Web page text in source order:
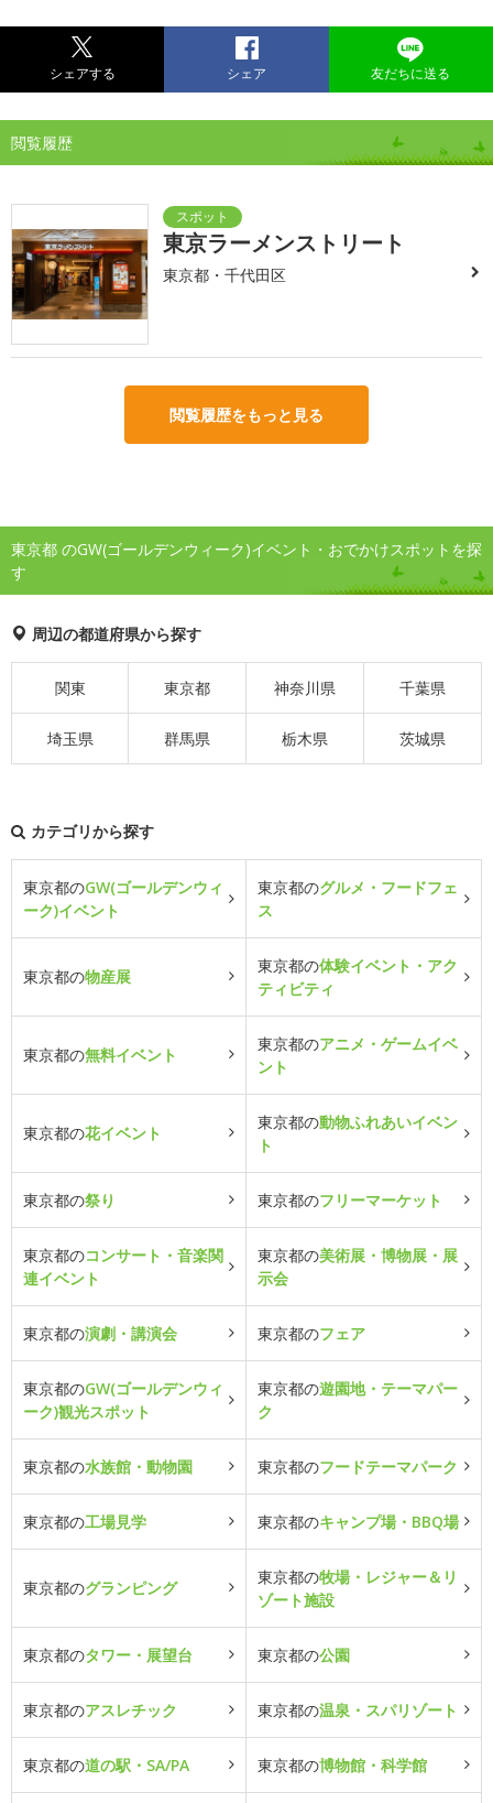
シェアする シェア 友だちに送る
閲覧履歴
東京ラーメンストリート
東京都・千代田区
閲覧履歴をもっと見る
東京都 のGW(ゴールデンウィーク)イベント・おでかけスポットを探
す
周辺の都道府県から探す
関東 東京都 神奈川県 千葉県
埼玉県 群馬県 栃木県 茨城県
カテゴリから探す
東京都のGW(ゴールデンウィ
ーク)イベント
東京都のグルメ・フードフェ
ス
東京都の物産展
東京都の体験イベント・アク
ティビティ
東京都の無料イベント
東京都のアニメ・ゲームイベ
ント
東京都の花イベント
東京都の動物ふれあいイベン
ト
東京都の祭り 東京都のフリーマーケット
東京都のコンサート・音楽関
連イベント
東京都の美術展・博物展・展
示会
東京都の演劇・講演会 東京都のフェア
東京都のGW(ゴールデンウィ
ーク)観光スポット
東京都の遊園地・テーマパー
ク
東京都の水族館・動物園 東京都のフードテーマパーク
東京都の工場見学 東京都のキャンプ場・BBQ場
東京都のグランピング
東京都の牧場・レジャー＆リ
ゾート施設
東京都のタワー・展望台 東京都の公園
東京都のアスレチック 東京都の温泉・スパリゾート
東京都の道の駅・SA/PA 東京都の博物館・科学館